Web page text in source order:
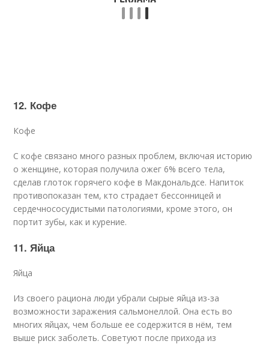
12. Кофе
Кофе
С кофе связано много разных проблем, включая историю
о женщине, которая получила ожег 6% всего тела,
сделав глоток горячего кофе в Макдональдсе. Напиток
противопоказан тем, кто страдает бессонницей и
сердечнососудистыми патологиями, кроме этого, он
портит зубы, как и курение.
11. Яйца
Яйца
Из своего рациона люди убрали сырые яйца из-за
возможности заражения сальмонеллой. Она есть во
многих яйцах, чем больше ее содержится в нём, тем
выше риск заболеть. Советуют после прихода из